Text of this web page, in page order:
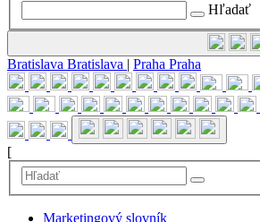
Hľadať
Bratislava Bratislava | Praha Praha
[
Marketingový slovník